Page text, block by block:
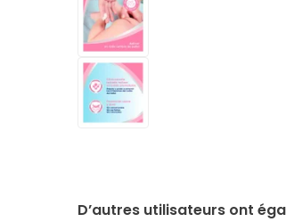
D’autres utilisateurs ont